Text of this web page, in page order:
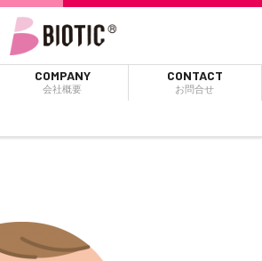
COMPANY
会社概要
CONTACT
お問合せ